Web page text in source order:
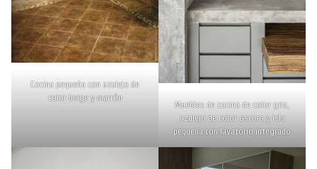
Cocina pequeña con azulejo de
color beige y marrón
Muebles de cocina de color gris,
azulejo de color oscuro y isla
pequeña con lavatorio integrado